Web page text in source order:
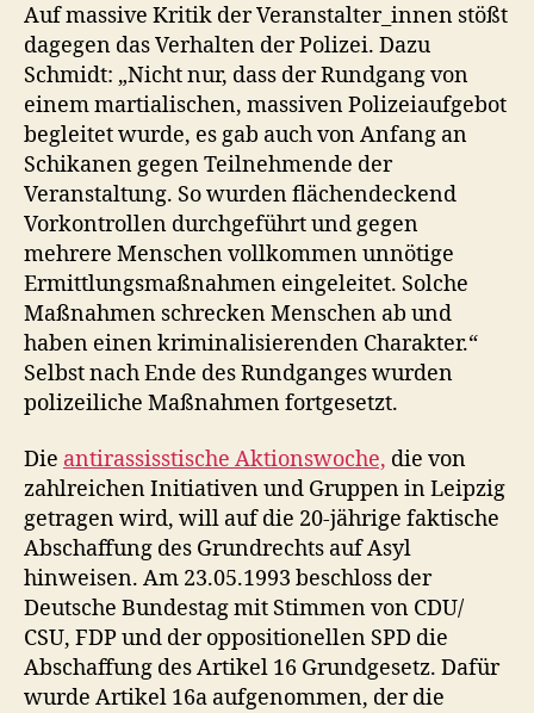
Auf massive Kritik der Veranstalter_innen stößt
dagegen das Verhalten der Polizei. Dazu
Schmidt: „Nicht nur, dass der Rundgang von
einem martialischen, massiven Polizeiaufgebot
begleitet wurde, es gab auch von Anfang an
Schikanen gegen Teilnehmende der
Veranstaltung. So wurden flächendeckend
Vorkontrollen durchgeführt und gegen
mehrere Menschen vollkommen unnötige
Ermittlungsmaßnahmen eingeleitet. Solche
Maßnahmen schrecken Menschen ab und
haben einen kriminalisierenden Charakter.“
Selbst nach Ende des Rundganges wurden
polizeiliche Maßnahmen fortgesetzt.
Die antirassisstische Aktionswoche, die von
zahlreichen Initiativen und Gruppen in Leipzig
getragen wird, will auf die 20-jährige faktische
Abschaffung des Grundrechts auf Asyl
hinweisen. Am 23.05.1993 beschloss der
Deutsche Bundestag mit Stimmen von CDU/
CSU, FDP und der oppositionellen SPD die
Abschaffung des Artikel 16 Grundgesetz. Dafür
wurde Artikel 16a aufgenommen, der die